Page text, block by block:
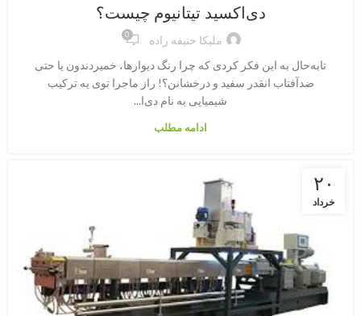
دی‌اکسید تیتانیوم چیست؟
ملیکا حنیفه راده 0
تابه‌حال به این فکر کردی که چرا رنگ دیوارها، خمیردندون یا حتی
ضدآفتاب انقدر سفید و درخشانن؟! راز ماجرا توی یه ترکیب
شیمیایی به نام دی‌ا...
ادامه مطلب
۲۰
خرداد